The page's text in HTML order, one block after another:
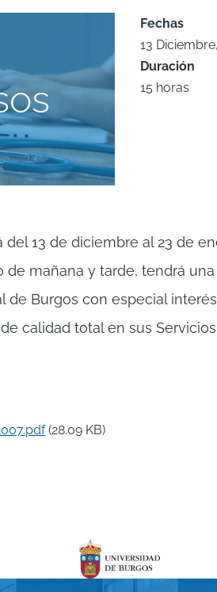
Fechas
13
Duración
15 horas
del 13 de diciembre al 23 de
de mañana y tarde, tendrá
de Burgos con especial
calidad total en sus
(28.09 KB)